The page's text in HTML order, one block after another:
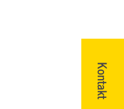
Kontakt